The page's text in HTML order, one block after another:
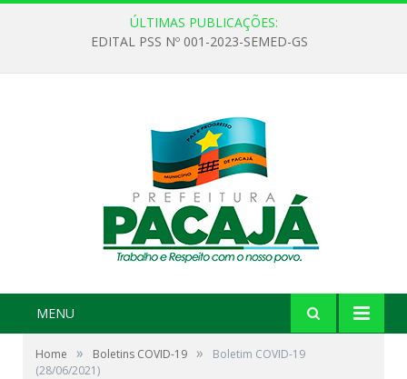
ÚLTIMAS PUBLICAÇÕES:
EDITAL PSS Nº 001-2023-SEMED-GS
MENU
Home » Boletins COVID-19 »
Boletim COVID-19
(28/06/2021)